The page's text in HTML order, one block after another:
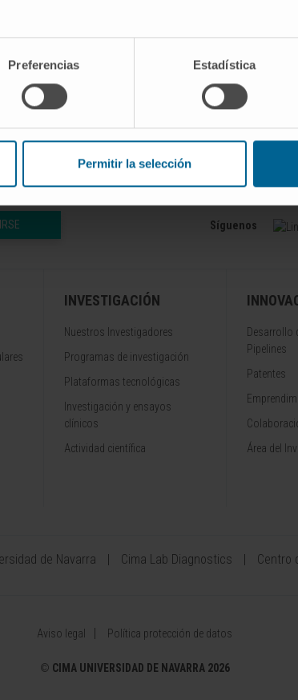
Preferencias Estadística
Permitir la selección
Ugarte
Síguenos
INVESTIGACIÓN
Nuestros Investigadores
Programas de investigación
Plataformas tecnológicas
Investigación y ensayos
clínicos
Actividad científica
Desarrollo
Pipelines
Patentes
Área del
de Navarra Cima Lab Diagnostics Centro
Aviso legal Política protección de datos
© CIMA UNIVERSIDAD DE NAVARRA 2026